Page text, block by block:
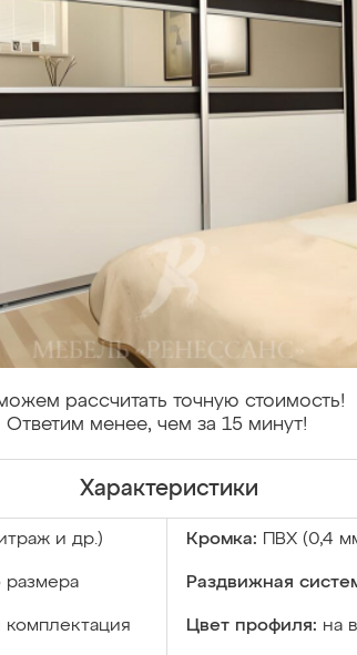
рассчитать точную стоимость!
Ответим менее, чем за 15 минут!
Характеристики
и др.) Кромка: ПВХ (0,4
размера Раздвижная
комплектация Цвет профиля: на